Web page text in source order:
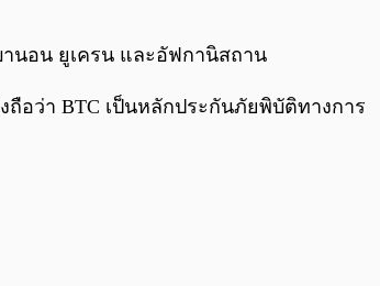
านอน ยูเครน และอัฟกานิสถาน
ว่า BTC เป็นหลักประกันภัยพิบัติทางการ